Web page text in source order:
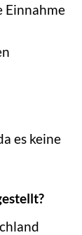
Einnahme
es keine